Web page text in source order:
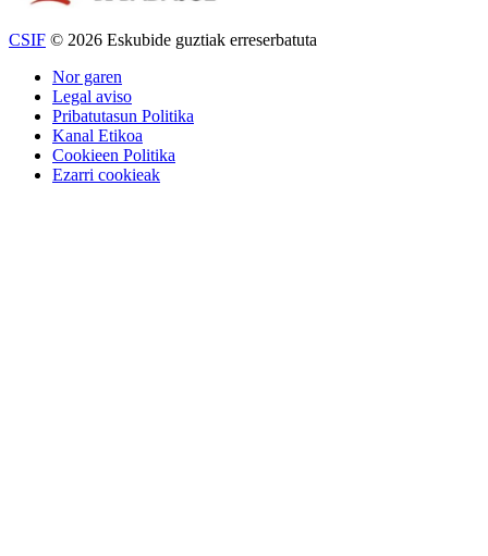
CSIF © 2026 Eskubide guztiak erreserbatuta
Nor garen
Legal aviso
Pribatutasun Politika
Kanal Etikoa
Cookieen Politika
Ezarri cookieak